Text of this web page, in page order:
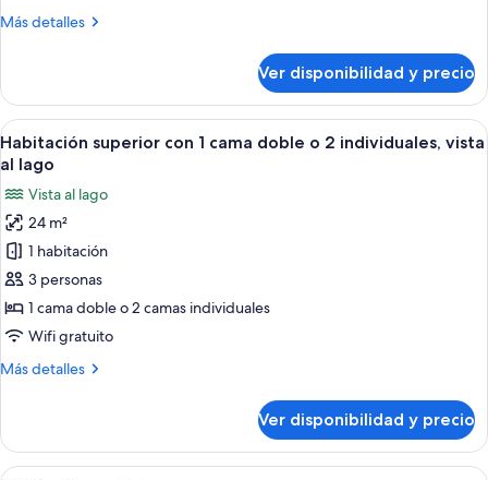
doble
individuales,
vista
a
la
montaña
Más detalles
Más
estándar
con
1
cama
doble
o
2
individuales,
vista
montaña
Ver disponibilidad y precio
Ver
todas
fotos
de
Habitación
superior
con
1
doble
individuales,
Habitación de hotel con cama,
9
Habitación superior con 1 cama doble o 2 individuales, vista
al lago
Vista al lago
24 m²
1 habitación
3 personas
1 cama doble o 2 camas individuales
Wifi gratuito
Más detalles
Más
superior
con
Ver disponibilidad y precio
Una habitación de hotel compacta